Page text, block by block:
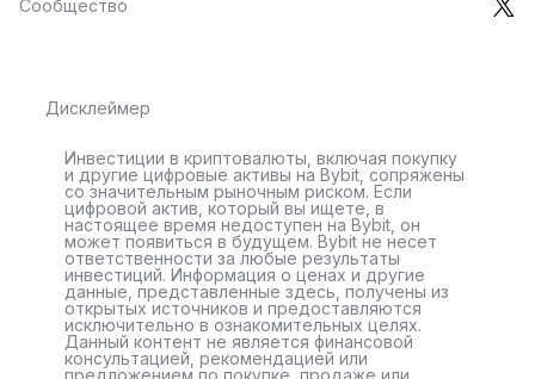
Сообщество
Дисклеймер
Инвестиции в криптовалюты, включая покупку
и другие цифровые активы на Bybit, сопряжены
со значительным рыночным риском. Если
цифровой актив, который вы ищете, в
настоящее время недоступен на Bybit, он
может появиться в будущем. Bybit не несет
ответственности за любые результаты
инвестиций. Информация о ценах и другие
данные, представленные здесь, получены из
открытых источников и предоставляются
исключительно в ознакомительных целях.
Данный контент не является финансовой
консультацией, рекомендацией или
предложением по покупке, продаже или